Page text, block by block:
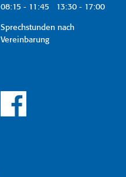
08:15 - 11:45 13:30 - 17:00
Sprechstunden nach
Vereinbarung